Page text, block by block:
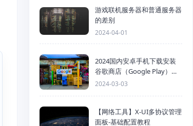
游戏联机服务器和普通服务器
的差别
2024-04-01
2024国内安卓手机下载安装
谷歌商店（Google Play）详
细步骤
2024-03-03
【网络工具】X-UI多协议管理
面板-基础配置教程